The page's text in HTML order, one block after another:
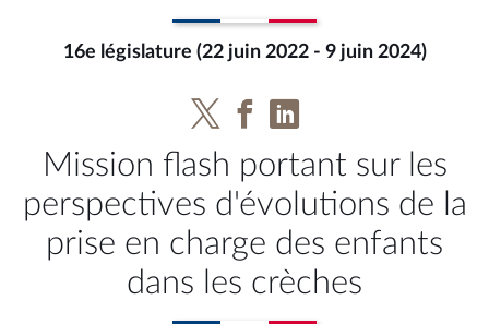
16e législature (22 juin 2022 - 9 juin 2024)
Mission flash portant sur les
perspectives d'évolutions de la
prise en charge des enfants
dans les crèches